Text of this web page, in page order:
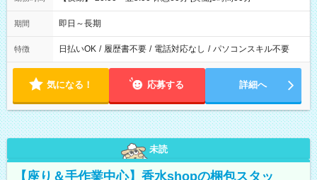
期間 即日～長期
特徴 日払いOK / 履歴書不要 / 電話対応なし / パソコンスキル不要
気になる！ 応募する 詳細へ
未読
【座り＆手作業中心】香水shopの梱包スタッ